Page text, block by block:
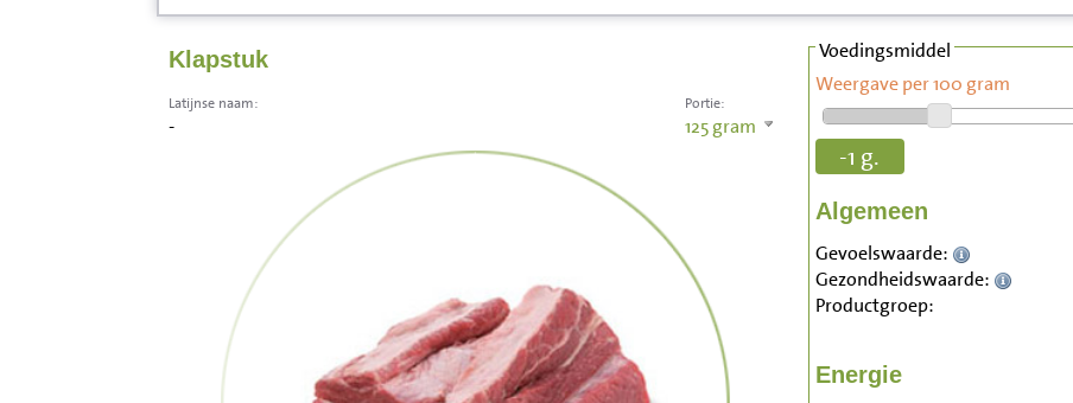
Klapstuk
Portie:
125gram
Latijnse naam:
-
Voedingsmiddel
Weergave per 100 gram
-1 g.
Algemeen
Gevoelswaarde:
Gezondheidswaarde:
Productgroep:
Energie